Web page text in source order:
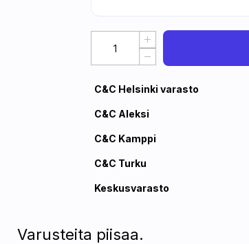
C&C Helsinki varasto
C&C Aleksi
C&C Kamppi
C&C Turku
Keskusvarasto
Varusteita piisaa.